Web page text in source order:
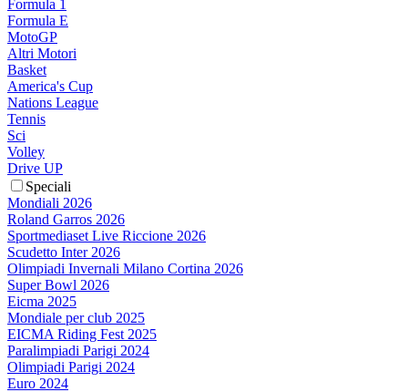
Formula 1
Formula E
MotoGP
Altri Motori
Basket
America's Cup
Nations League
Tennis
Sci
Volley
Drive UP
Speciali
Mondiali 2026
Roland Garros 2026
Sportmediaset Live Riccione 2026
Scudetto Inter 2026
Olimpiadi Invernali Milano Cortina 2026
Super Bowl 2026
Eicma 2025
Mondiale per club 2025
EICMA Riding Fest 2025
Paralimpiadi Parigi 2024
Olimpiadi Parigi 2024
Euro 2024